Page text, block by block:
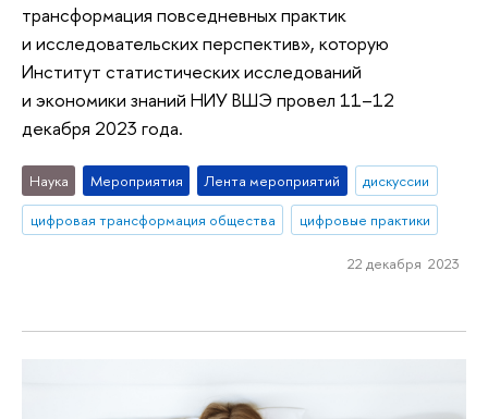
трансформация повседневных практик
и исследовательских перспектив», которую
Институт статистических исследований
и экономики знаний НИУ ВШЭ провел 11–12
декабря 2023 года.
Наука Мероприятия Лента мероприятий
дискуссии
цифровая трансформация общества
цифровые практики
22 декабря 2023